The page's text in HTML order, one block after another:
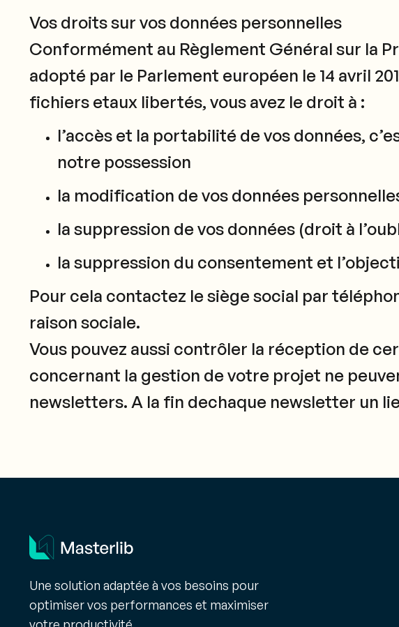
Vos droits sur vos données personnelles
Conformément au Règlement Général sur la
adopté par le Parlement européen le 14 avril
fichiers etaux libertés, vous avez le droit à :
l’accès et la portabilité de vos données,
notre possession
la modification de vos données
la suppression de vos données (droit à
la suppression du consentement et
Pour cela contactez le siège social par
raison sociale.
Vous pouvez aussi contrôler la réception de
concernant la gestion de votre projet ne
newsletters. A la fin dechaque newsletter un
Une solution adaptée à vos besoins pour
optimiser vos performances et maximiser